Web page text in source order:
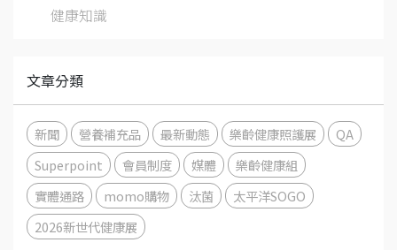
健康知識
文章分類
新聞 營養補充品 最新動態 樂齡健康照護展
QA
Superpoint
會員制度 媒體
樂齡健康組
實體通路
momo購物 汰菌
太平洋SOGO
2026新世代健康展